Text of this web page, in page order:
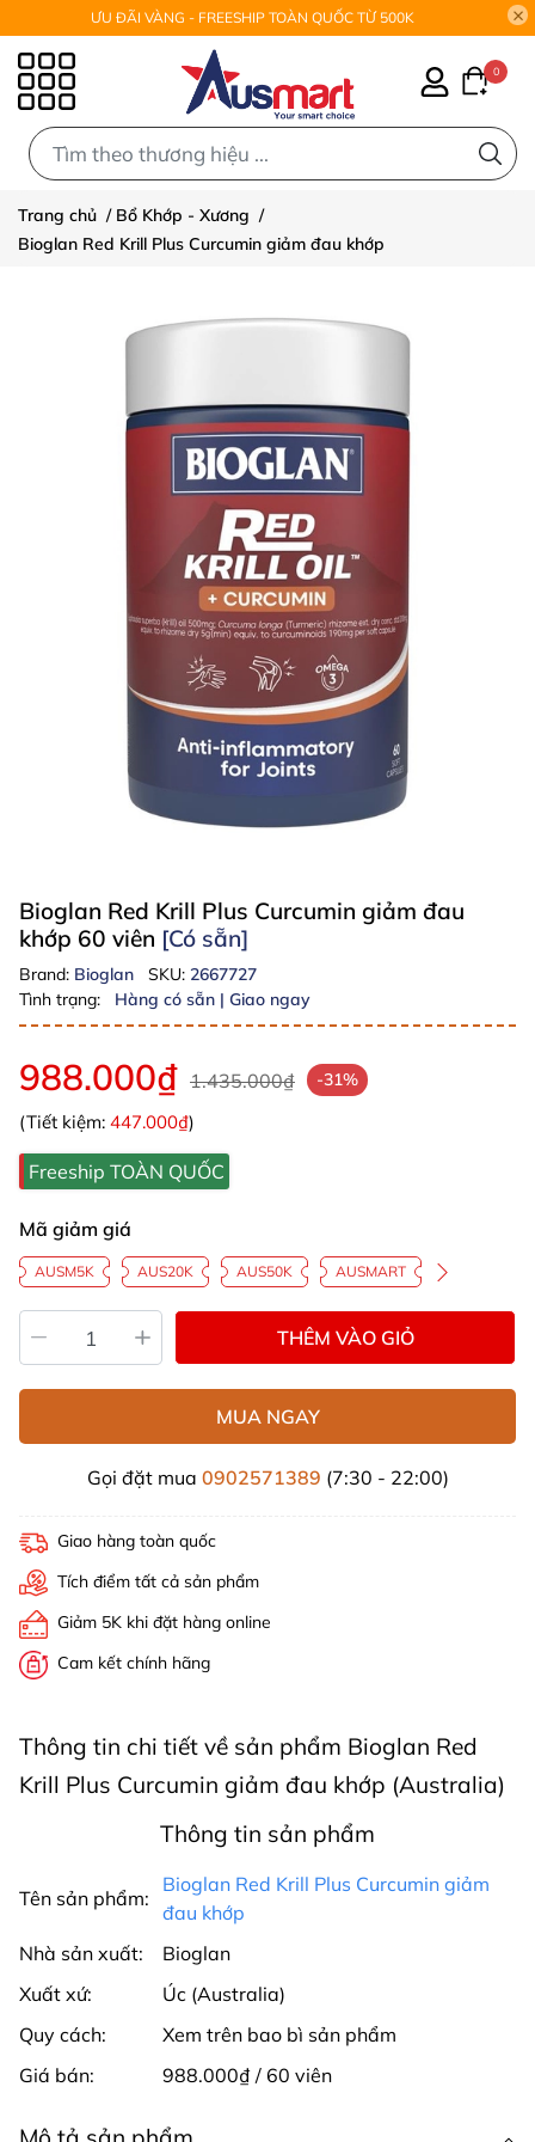
ƯU ĐÃI VÀNG - FREESHIP TOÀN QUỐC TỪ 500K
0
Trang chủ / Bổ Khớp - Xương /
Bioglan Red Krill Plus Curcumin giảm đau khớp
Bioglan Red Krill Plus Curcumin giảm đau
khớp 60 viên [Có sẵn]
Brand: Bioglan SKU: 2667727
Tình trạng:
Hàng có sẵn | Giao ngay
988.000₫ 1.435.000₫ -31%
(Tiết kiệm: 447.000₫)
Freeship TOÀN QUỐC
Mã giảm giá
AUSM5K AUS20K AUS50K AUSMART
THÊM VÀO GIỎ
MUA NGAY
Gọi đặt mua 0902571389 (7:30 - 22:00)
Giao hàng toàn quốc
Tích điểm tất cả sản phẩm
Giảm 5K khi đặt hàng online
Cam kết chính hãng
Thông tin chi tiết về sản phẩm Bioglan Red
Krill Plus Curcumin giảm đau khớp (Australia)
Thông tin sản phẩm
Tên sản phẩm:
Bioglan Red Krill Plus Curcumin giảm
đau khớp
Nhà sản xuất:
Bioglan
Xuất xứ:
Úc (Australia)
Quy cách:
Xem trên bao bì sản phẩm
Giá bán:
988.000₫ / 60 viên